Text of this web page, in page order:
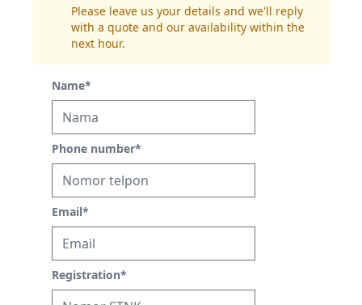
Please leave us your details and we'll reply
with a quote and our availability within the
next hour.
Name*
Phone number*
Email*
Registration*